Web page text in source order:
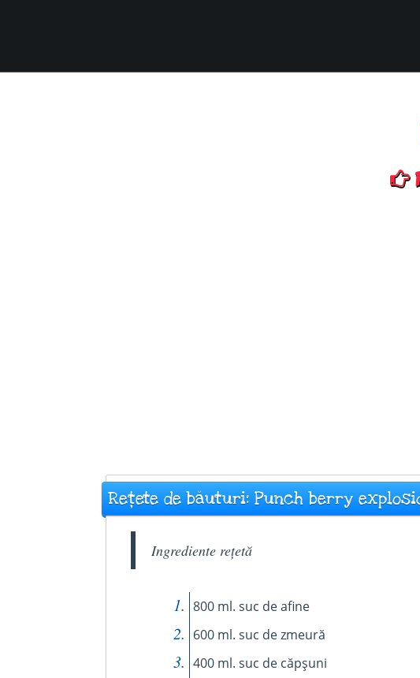
Rețete de băuturi: Punch berry
Ingrediente rețetă
800 ml. suc de afine
600 ml. suc de zmeură
400 ml. suc de căpșuni